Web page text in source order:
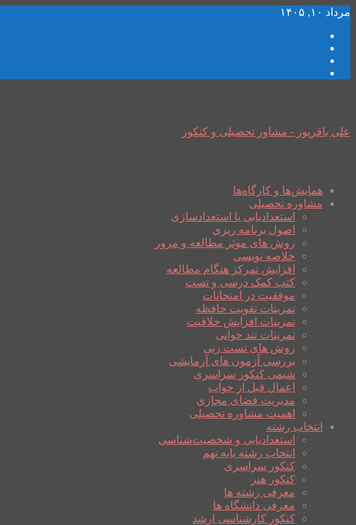
مرداد ۱۰, ۱۴۰۵
علی باقرپور - مشاور تحصیلی و کنکور
همایش‌ها و کارگاه‌ها
مشاوره تحصیلی
استعدادیابی یا استعدادسازی
اصول برنامه ریزی
روش های موثر مطالعه و مرور
خلاصه نویسی
افزایش تمرکز هنگام مطالعه
کتب کمک درسی و تست
موفقیت در امتحانات
تمرینات تقویت حافظه
تمرینات افزایش خلاقیت
تمرینات تند خوانی
روش های تست زنی
بررسی آزمون های آزمایشی
شیمی کنکور سراسری
اعمال قبل از خواب
مدیریت فضای مجازی
اهمیت مشاوره تحصیلی
انتخاب رشته
استعدادیابی و شخصیت‌شناسی
انتخاب رشته پایه نهم
کنکور سراسری
کنکور هنر
معرفی رشته ها
معرفی دانشگاه ها
کنکور کارشناسی ارشد